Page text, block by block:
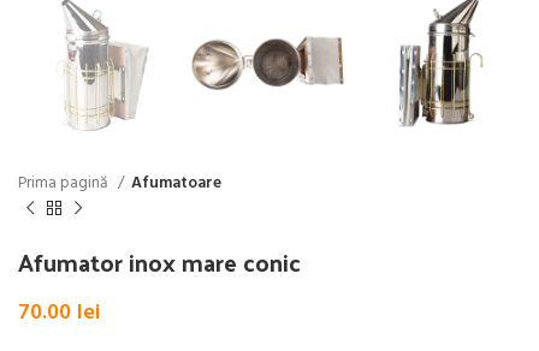
Prima pagină Afumatoare
Afumator inox mare conic
70.00 lei